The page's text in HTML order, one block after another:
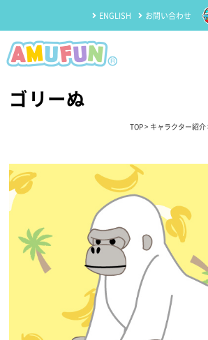
ENGLISH お問い合わせ
ゴリーぬ
TOP> キャラクター紹介